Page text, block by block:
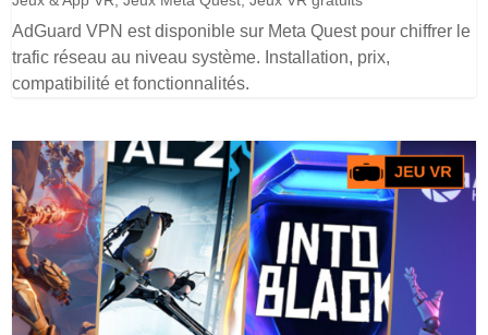
AdGuard VPN est disponible sur Meta Quest pour chiffrer le
trafic réseau au niveau système. Installation, prix,
compatibilité et fonctionnalités.